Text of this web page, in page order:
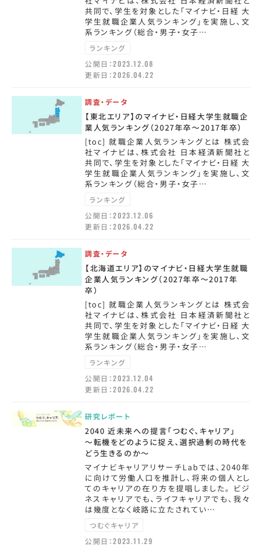
共同で、学生を対象とした「マイナビ・日経 大
学生就職企業人気ランキング」を実施し、文
系ランキング（総合・男子・女子…
ランキング
公開日：2023.12.08
更新日：2026.04.22
調査・データ
【東北エリア】のマイナビ・日経大学生就職企
業人気ランキング（2027年卒～2017年卒）
[toc] 就職企業人気ランキングとは 株式会
社マイナビは、株式会社 日本経済新聞社と
共同で、学生を対象とした「マイナビ・日経 大
学生就職企業人気ランキング」を実施し、文
系ランキング（総合・男子・女子…
ランキング
公開日：2023.12.06
更新日：2026.04.22
調査・データ
【北海道エリア】のマイナビ・日経大学生就職
企業人気ランキング（2027年卒～2017年
卒）
[toc] 就職企業人気ランキングとは 株式会
社マイナビは、株式会社 日本経済新聞社と
共同で、学生を対象とした「マイナビ・日経 大
学生就職企業人気ランキング」を実施し、文
系ランキング（総合・男子・女子…
ランキング
公開日：2023.12.04
更新日：2026.04.22
研究レポート
2040 近未来への提言「つむぐ、キャリア」
～転機をどのように捉え、選択過剰の時代を
どう生きるのか～
マイナビキャリアリサーチLabでは、2040年
に向けて労働人口を推計し、将来の個人とし
てのキャリアの在り方を提唱しました。 ビジ
ネスキャリアでも、ライフキャリアでも、我々
は幾度となく岐路に立たされてい…
つむぐキャリア
公開日：2023.11.29